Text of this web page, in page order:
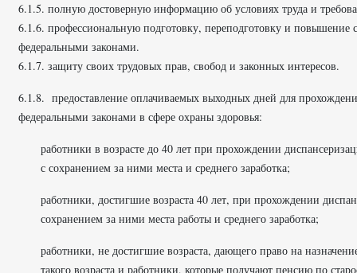
6.1.5. полную достоверную информацию об условиях труда и
6.1.6. профессиональную подготовку, переподготовку и
федеральными законами.
6.1.7. защиту своих трудовых прав, свобод и законных интересов.
6.1.8. предоставление оплачиваемых выходных дней для
федеральными законами в сфере охраны здоровья:
работники в возрасте до 40 лет при прохождении
с сохранением за ними места и среднего заработка;
работники, достигшие возраста 40 лет, при прохождении
сохранением за ними места работы и среднего заработка;
работники, не достигшие возраста, дающего право на
такого возраста и работники, которые получают пенсию по